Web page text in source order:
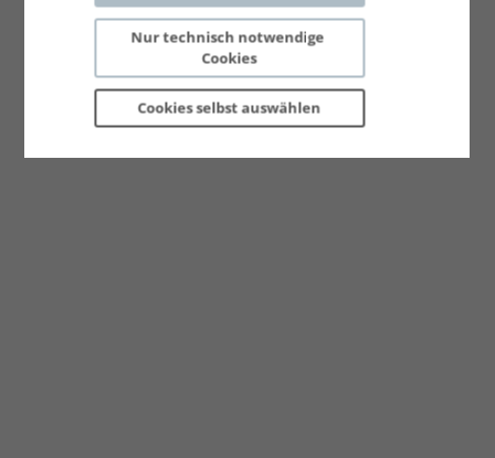
Nur technisch notwendige
Cookies
Cookies selbst auswählen